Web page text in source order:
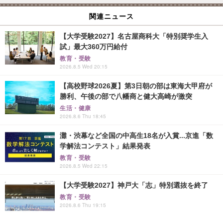
関連ニュース
【大学受験2027】名古屋商科大「特別奨学生入
試」最大360万円給付
教育・受験
2026.8.5 Wed 20:15
【高校野球2026夏】第3日朝の部は東海大甲府が
勝利、午後の部で八幡商と健大高崎が激突
生活・健康
2026.8.6 Thu 18:45
灘・渋幕など全国の中高生18名が入賞...京進「数
学解法コンテスト」結果発表
教育・受験
2026.8.5 Wed 22:15
【大学受験2027】神戸大「志」特別選抜を終了
教育・受験
2026.8.6 Thu 19:15